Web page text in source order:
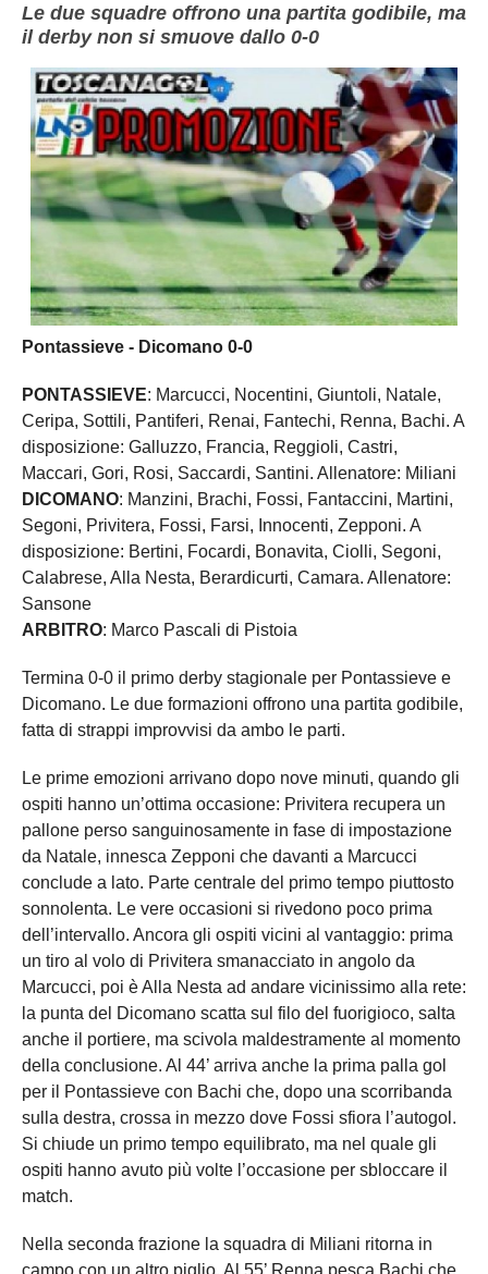
Le due squadre offrono una partita godibile, ma
il derby non si smuove dallo 0-0
Pontassieve - Dicomano 0-0
PONTASSIEVE: Marcucci, Nocentini, Giuntoli, Natale,
Ceripa, Sottili, Pantiferi, Renai, Fantechi, Renna, Bachi. A
disposizione: Galluzzo, Francia, Reggioli, Castri,
Maccari, Gori, Rosi, Saccardi, Santini. Allenatore: Miliani
DICOMANO: Manzini, Brachi, Fossi, Fantaccini, Martini,
Segoni, Privitera, Fossi, Farsi, Innocenti, Zepponi. A
disposizione: Bertini, Focardi, Bonavita, Ciolli, Segoni,
Calabrese, Alla Nesta, Berardicurti, Camara. Allenatore:
Sansone
ARBITRO: Marco Pascali di Pistoia
Termina 0-0 il primo derby stagionale per Pontassieve e
Dicomano. Le due formazioni offrono una partita godibile,
fatta di strappi improvvisi da ambo le parti.
Le prime emozioni arrivano dopo nove minuti, quando gli
ospiti hanno un’ottima occasione: Privitera recupera un
pallone perso sanguinosamente in fase di impostazione
da Natale, innesca Zepponi che davanti a Marcucci
conclude a lato. Parte centrale del primo tempo piuttosto
sonnolenta. Le vere occasioni si rivedono poco prima
dell’intervallo. Ancora gli ospiti vicini al vantaggio: prima
un tiro al volo di Privitera smanacciato in angolo da
Marcucci, poi è Alla Nesta ad andare vicinissimo alla rete:
la punta del Dicomano scatta sul filo del fuorigioco, salta
anche il portiere, ma scivola maldestramente al momento
della conclusione. Al 44’ arriva anche la prima palla gol
per il Pontassieve con Bachi che, dopo una scorribanda
sulla destra, crossa in mezzo dove Fossi sfiora l’autogol.
Si chiude un primo tempo equilibrato, ma nel quale gli
ospiti hanno avuto più volte l’occasione per sbloccare il
match.
Nella seconda frazione la squadra di Miliani ritorna in